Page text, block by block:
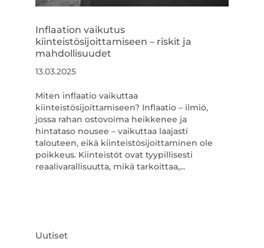
Inflaation vaikutus
kiinteistösijoittamiseen – riskit ja
mahdollisuudet
13.03.2025
Miten inflaatio vaikuttaa
kiinteistösijoittamiseen? Inflaatio – ilmiö,
jossa rahan ostovoima heikkenee ja
hintataso nousee – vaikuttaa laajasti
talouteen, eikä kiinteistösijoittaminen ole
poikkeus. Kiinteistöt ovat tyypillisesti
reaalivarallisuutta, mikä tarkoittaa,...
Uutiset